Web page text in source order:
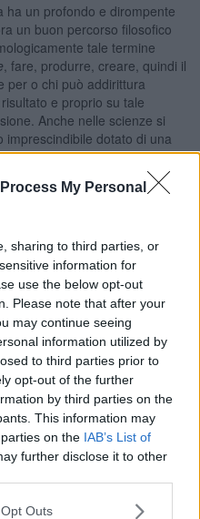
My Personal
sharing to third parties, or
information for
use the below opt-out
Please note that after your
may continue seeing
information utilized by
to third parties prior to
opt-out of the further
by third parties on the
This information may
on the IAB’s List of
further disclose it to other
Outs
ha un profondo e dirompente
un buon percorso filosofico
tale termine
, fare, produrre, creare, quindi il
per o chi può addirittura
e proprio su tale
Anche nelle scienze si
dotato di una
per l’esito di un calcolo,
qualche dimensione:
la sua azione, ricorda la
è quindi qualcosa di
diviene fattore radicale che
in considerazione,
e azione silenziosa,
sussurrando in dettagli
e interessi che hanno perso
esistenza nelle sue imprese
così fondamentale viene
rimosso perché considerato
o a livello di successo
nostra stessa umanità, del
ed ossa e non macchine,
di ferro. La filosofia in azienda
immersi nel buio di essenza